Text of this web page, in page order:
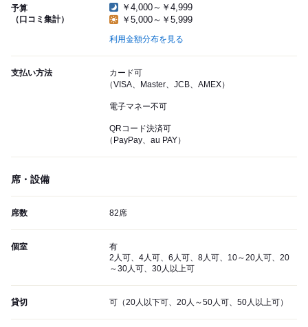
予算
（口コミ集計）
￥4,000～￥4,999
￥5,000～￥5,999
利用金額分布を見る
支払い方法
カード可
（VISA、Master、JCB、AMEX）
電子マネー不可
QRコード決済可
（PayPay、au PAY）
席・設備
席数 82席
個室
有
2人可、4人可、6人可、8人可、10～20人可、20
～30人可、30人以上可
貸切 可（20人以下可、20人～50人可、50人以上可）